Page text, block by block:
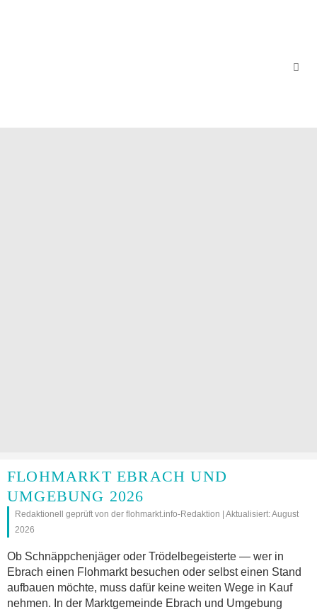
FLOHMARKT EBRACH UND
UMGEBUNG 2026
Redaktionell geprüft von der flohmarkt.info-Redaktion | Aktualisiert: August
2026
Ob Schnäppchenjäger oder Trödelbegeisterte — wer in
Ebrach einen Flohmarkt besuchen oder selbst einen Stand
aufbauen möchte, muss dafür keine weiten Wege in Kauf
nehmen. In der Marktgemeinde Ebrach und Umgebung